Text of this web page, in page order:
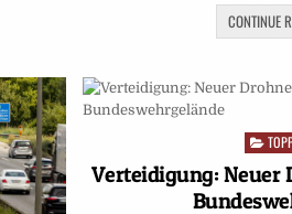
CONTINUE
Posted
Verteidigung: Neuer